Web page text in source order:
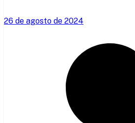
26 de agosto de 2024